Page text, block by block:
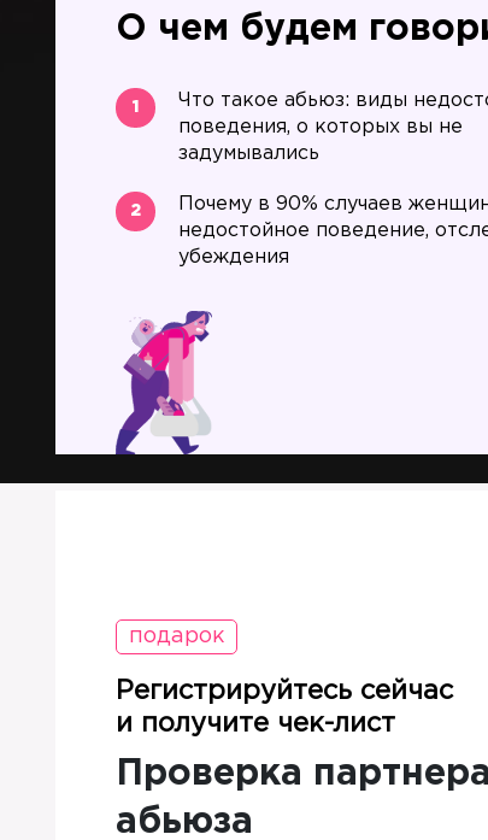
О чем будем
1
Что такое абьюз: виды
поведения, о которых вы не
задумывались
2
Почему в 90% случаев
недостойное поведение,
убеждения
подарок
Регистрируйтесь сейчас
и получите чек-лист
Проверка
абьюза